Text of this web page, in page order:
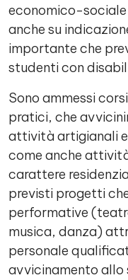
economico-sociale
anche su
importante che
studenti con
Sono ammessi
pratici, che
attività artigianali
come anche
carattere
previsti progetti
performative
musica, danza)
personale
avvicinamento allo